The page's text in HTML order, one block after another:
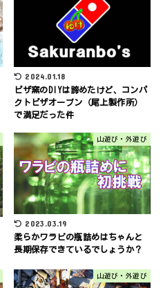
2024.01.18
ピザ窯のDIYは諦めたけど、コンパ
クトピザオーブン（尾上製作所）
で満足だった件
山遊び・外遊び
2023.03.19
柔らかワラビの瓶詰めはちゃんと
長期保存できているでしょうか？
山遊び・外遊び